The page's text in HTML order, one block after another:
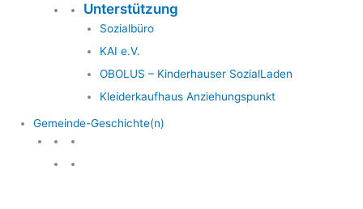
Unterstützung
Sozialbüro
KAI e.V.
OBOLUS – Kinderhauser SozialLaden
Kleiderkaufhaus Anziehungspunkt
Gemeinde-Geschichte(n)